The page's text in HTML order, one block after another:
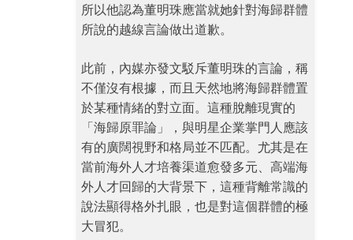
所以他認為董明珠應當就她針對海歸群體
所說的越線言論做出道歉。
此前，內媒亦發文駁斥董明珠的言論，稱
不僅沒有根據，而且天然地將海歸群體置
於某種情緒的對立面。這種脫離現實的
「海歸原罪論」，與明星企業掌門人應該
有的廣闊視野和格局並不匹配。尤其是在
當前海外人才培養渠道愈發多元、高端海
外人才回歸的大背景下，這種背離常識的
說法顯得格外扎眼，也是對這個群體的極
大冒犯。